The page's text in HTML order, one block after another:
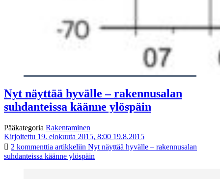
Nyt näyttää hyvälle – rakennusalan
suhdanteissa käänne ylöspäin
Pääkategoria Rakentaminen
Kirjoitettu 19. elokuuta 2015, 8:00 19.8.2015
2 kommenttia artikkeliin Nyt näyttää hyvälle – rakennusalan
suhdanteissa käänne ylöspäin